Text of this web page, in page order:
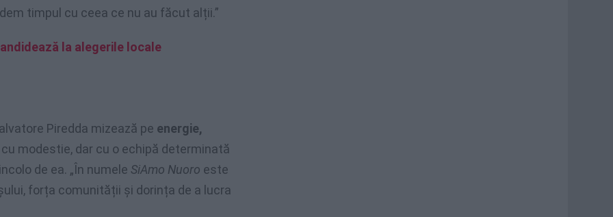
timpul cu ceea ce nu au făcut alții.”
la alegerile locale
Piredda mizează pe energie,
modestie, dar cu o echipă determinată
de ea. „În numele SiAmo Nuoro este
forța comunității și dorința de a lucra